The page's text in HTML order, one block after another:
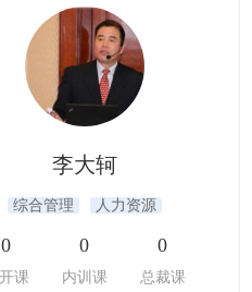
李大轲
综合管理 人力资源
0
课
0
内训课
0
总裁课